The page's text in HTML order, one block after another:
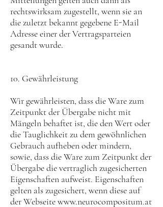
rechtswirksam zugestellt, wenn sie an
die zuletzt bekannt gegebene E-Mail
Adresse einer der Vertragsparteien
gesandt wurde.
10. Gewährleistung
Wir gewährleisten, dass die Ware zum
Zeitpunkt der Übergabe nicht mit
Mängeln behaftet ist, die den Wert oder
die Tauglichkeit zu dem gewöhnlichen
Gebrauch aufheben oder mindern,
sowie, dass die Ware zum Zeitpunkt der
Übergabe die vertraglich zugesicherten
Eigenschaften aufweist. Eigenschaften
gelten als zugesichert, wenn diese auf
der Webseitewww.neurocompositum.at